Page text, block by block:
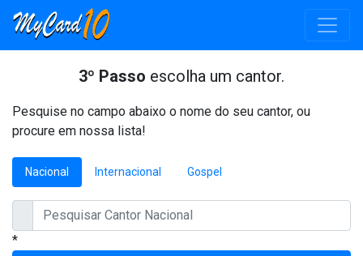
3º Passo escolha um cantor.
Pesquise no campo abaixo o nome do seu cantor, ou
procure em nossa lista!
Nacional Internacional Gospel
*